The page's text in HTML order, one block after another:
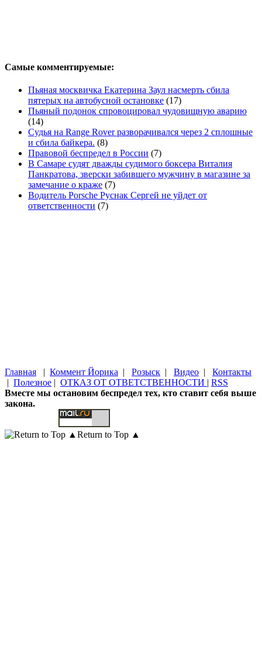
Самые комментируемые:
Пьяная москвичка Екатерина Заул насмерть сбила
пятерых на автобусной остановке (17)
Пьяный подонок спровоцировал чудовищную аварию
(14)
Судья на Range Rover разворачивался через 2 сплошные
и сбила байкера. (8)
Правовой беспредел в России (7)
В Самаре судят дважды судимого боксера Виталия
Панкратова, зверски забившего мужчину в магазине за
замечание о краже (7)
Водитель Porsche Руснак Сергей не уйдет от
ответственности (7)
Главная | Коммент Йорика | Розыск | Видео | Контакты
| Полезное | ОТКАЗ ОТ ОТВЕТСТВЕННОСТИ | RSS
Вместе мы остановим беспредел тех, кто ставит себя выше
закона.
Return to Top ▲